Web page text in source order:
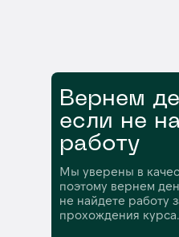
Вернем
если не
работу
Мы уверены в
поэтому вернем
не найдете работу
прохождения курса.